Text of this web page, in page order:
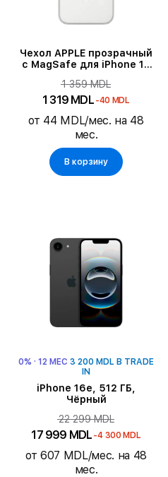
Чехол APPLE прозрачный
с MagSafe для iPhone 16
1 359 MDL
1 319 MDL -40 MDL
от 44 MDL/мес. на 48
мес.
В корзину
0% · 12 МЕС 3 200 MDL В TRADE
IN
iPhone 16e, 512 ГБ,
Чёрный
22 299 MDL
17 999 MDL -4 300 MDL
от 607 MDL/мес. на 48
мес.